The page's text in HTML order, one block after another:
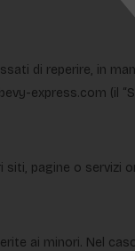
di reperire, in
express.com (il
pagine o servizi
ai minori. Nel